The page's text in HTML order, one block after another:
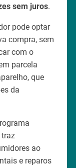
sem juros.
pode optar
compra, sem
com o
parcela
que
da
traz
ao
e reparos